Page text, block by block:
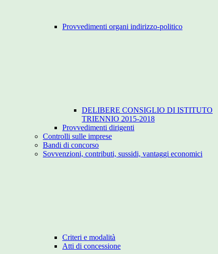
Provvedimenti organi indirizzo-politico
DELIBERE CONSIGLIO DI ISTITUTO
TRIENNIO 2015-2018
Provvedimenti dirigenti
Controlli sulle imprese
Bandi di concorso
Sovvenzioni, contributi, sussidi, vantaggi economici
Criteri e modalità
Atti di concessione